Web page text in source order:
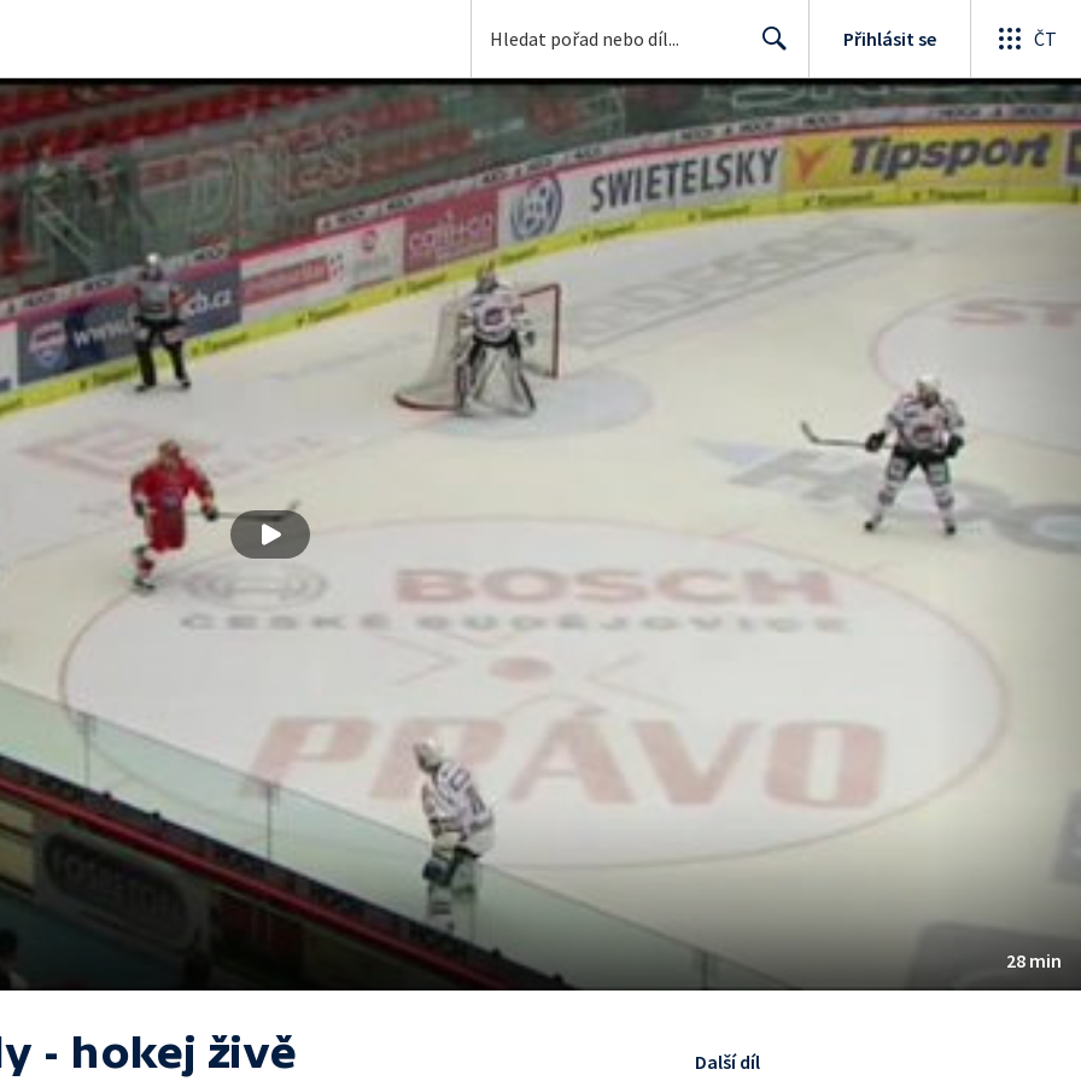
Search
Přihlásit se ČT
28 min
- hokej živě Další díl